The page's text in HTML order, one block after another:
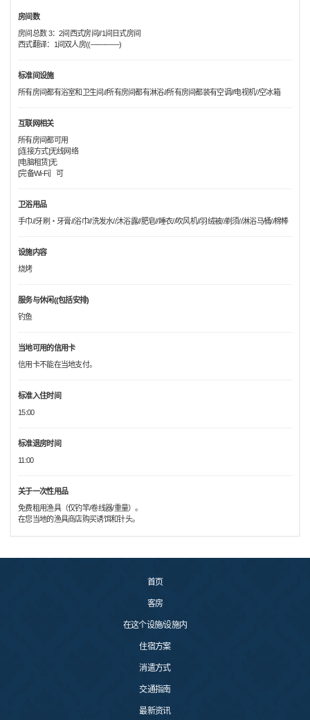
房间数
房间总数 3：2间西式房间//1间日式房间
西式翻译：1间双人房((――――)
标准间设施
所有房间都有浴室和卫生间//所有房间都有淋浴//所有房间都装有空调//电视机//空冰箱
互联网相关
所有房间都可用
[连接方式]无线网络
[电脑租赁]无
[完备Wi-Fi］可
卫浴用品
手巾//牙刷・牙膏//浴巾//洗发水//沐浴露//肥皂//睡衣//吹风机//羽绒被//剃须//淋浴马桶//棉棒
设施内容
烧烤
服务与休闲((包括安排)
钓鱼
当地可用的信用卡
信用卡不能在当地支付。
标准入住时间
15:00
标准退房时间
11:00
关于一次性用品
免费租用渔具（仅钓竿/卷线器/重量）。
在您当地的渔具商店购买诱饵和针头。
首页
客房
在这个设施/设施内
住宿方案
消遣方式
交通指南
最新资讯